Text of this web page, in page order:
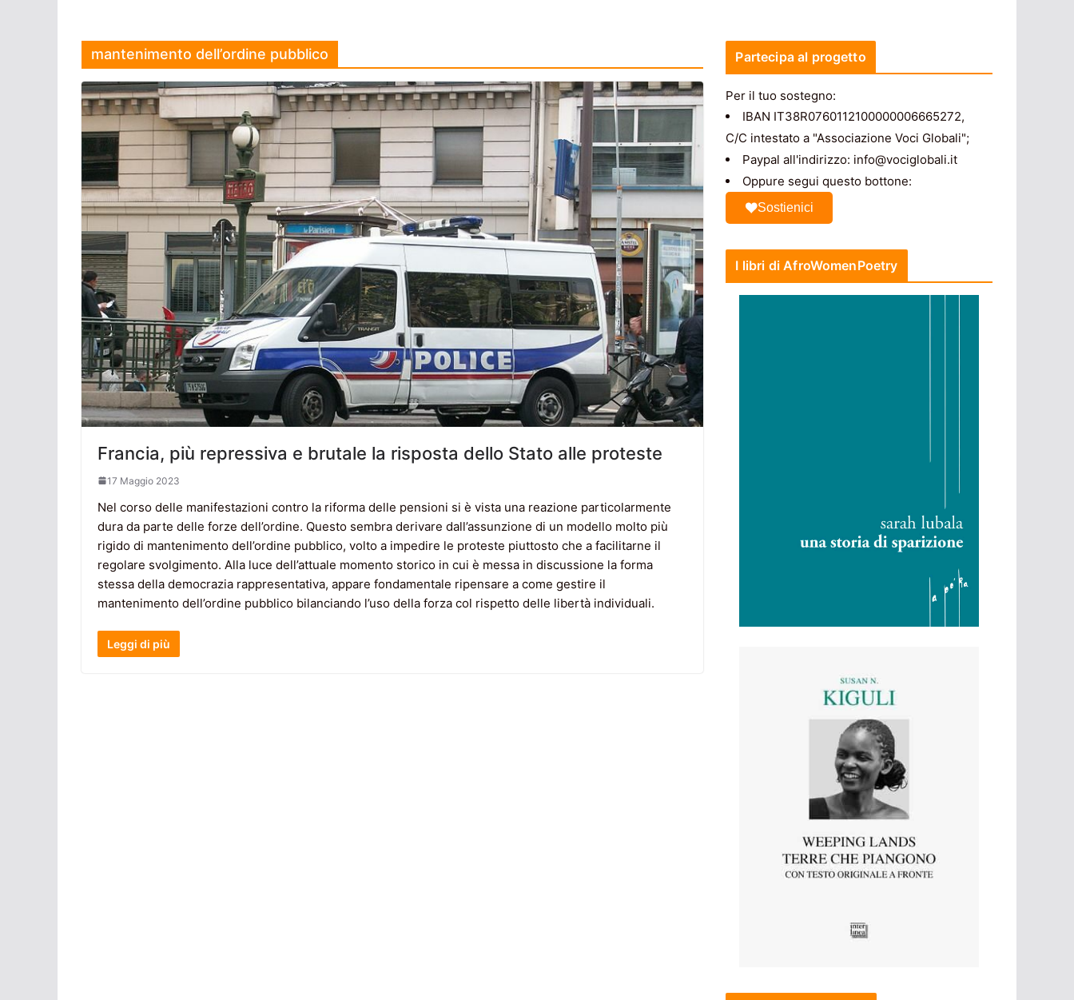
mantenimento dell’ordine pubblico
Francia, più repressiva e brutale la risposta dello Stato alle proteste
17 Maggio 2023
Nel corso delle manifestazioni contro la riforma delle pensioni si è vista una reazione particolarmente
dura da parte delle forze dell’ordine. Questo sembra derivare dall’assunzione di un modello molto più
rigido di mantenimento dell’ordine pubblico, volto a impedire le proteste piuttosto che a facilitarne il
regolare svolgimento. Alla luce dell’attuale momento storico in cui è messa in discussione la forma
stessa della democrazia rappresentativa, appare fondamentale ripensare a come gestire il
mantenimento dell’ordine pubblico bilanciando l’uso della forza col rispetto delle libertà individuali.
Leggi di più
Partecipa al progetto
Per il tuo sostegno:
IBAN IT38R0760112100000006665272,
C/C intestato a "Associazione Voci Globali";
Paypal all'indirizzo: info@vociglobali.it
Oppure segui questo bottone:
Sostienici
I libri di AfroWomenPoetry